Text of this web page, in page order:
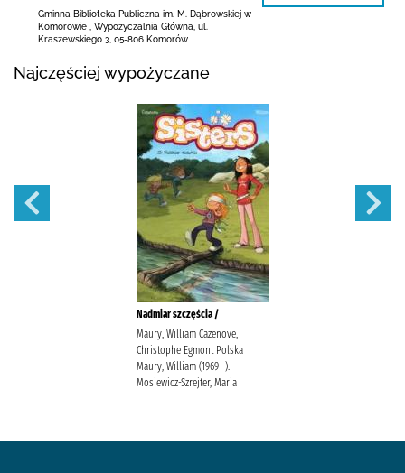
Gminna Biblioteka Publiczna im. M. Dąbrowskiej w
Komorowie
Wypożyczalnia Główna, ul.
Kraszewskiego 3 05-806 Komorów
Najczęściej wypożyczane
Nadmiar szczęścia /
Maury, William Cazenove,
Christophe Egmont Polska
Maury, William (1969- ).
Mosiewicz-Szrejter, Maria